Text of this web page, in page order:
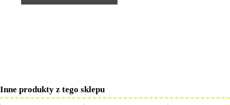
Inne produkty z tego sklepu